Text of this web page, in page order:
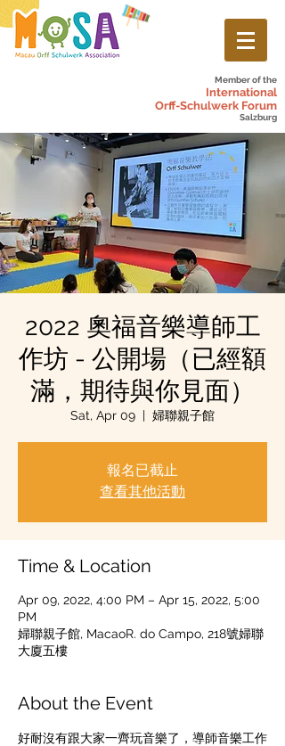
Member of the
International
Orff-Schulwerk Forum
Salzburg
2022 奧福音樂導師工
作坊 - 公開場（已經額
滿，期待與你見面）
Sat, Apr 09
  |
婦聯親子館
報名已截止
查看其他活動
Time & Location
Apr 09, 2022, 4:00 PM – Apr 15, 2022, 5:00
PM
婦聯親子館, MacaoR. do Campo, 218號婦聯
大廈五樓
About the Event
好耐沒有跟大家一齊玩音樂了，導師音樂工作